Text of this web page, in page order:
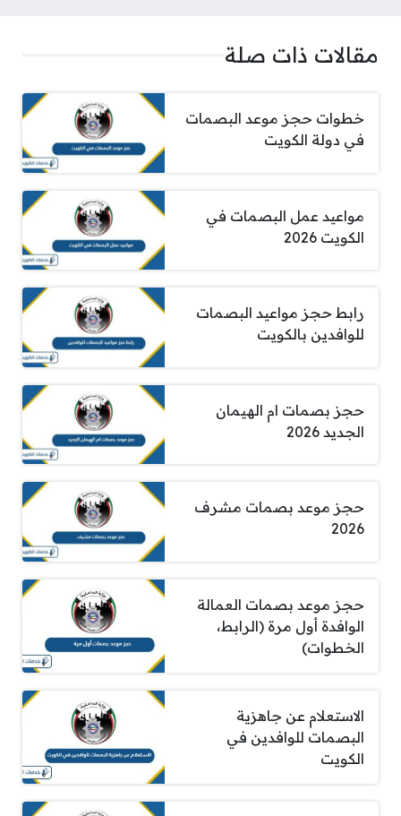
مقالات ذات صلة
خطوات حجز موعد البصمات
في دولة الكويت
مواعيد عمل البصمات في
الكويت 2026
رابط حجز مواعيد البصمات
للوافدين بالكويت
حجز بصمات ام الهيمان
الجديد 2026
حجز موعد بصمات مشرف
2026
حجز موعد بصمات العمالة
الوافدة أول مرة (الرابط،
الخطوات)
الاستعلام عن جاهزية
البصمات للوافدين في
الكويت